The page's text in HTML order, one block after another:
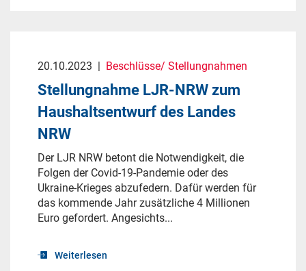
20.10.2023 | Beschlüsse/ Stellungnahmen
Stellungnahme LJR-NRW zum
Haushaltsentwurf des Landes
NRW
Der LJR NRW betont die Notwendigkeit, die
Folgen der Covid-19-Pandemie oder des
Ukraine-Krieges abzufedern. Dafür werden für
das kommende Jahr zusätzliche 4 Millionen
Euro gefordert. Angesichts...
Weiterlesen